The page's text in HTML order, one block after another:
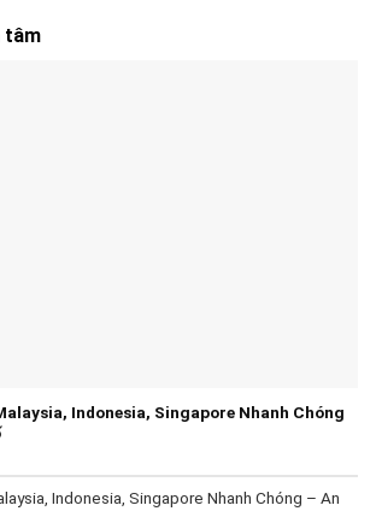
tâm
Indonesia, Singapore Nhanh Chóng
Indonesia, Singapore Nhanh Chóng – An